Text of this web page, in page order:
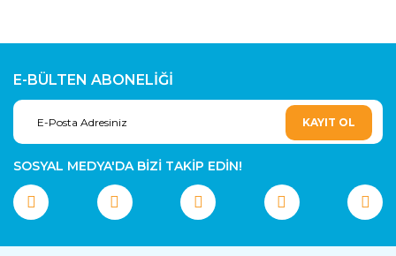
E-BÜLTEN ABONELİĞİ
KAYIT OL
SOSYAL MEDYA'DA BİZİ TAKİP EDİN!